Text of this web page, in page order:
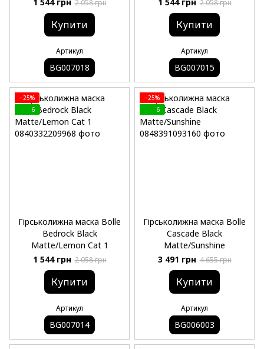
2 058 грн
Купити
Артикул
BG007018
2 058 грн
Купити
Артикул
BG007015
−25%
6
Гірськолижна маска Bolle
Bedrock Black
Matte/Lemon Cat 1
1 544 грн 2 058 грн
Купити
Артикул
BG007014
−25%
6
Гірськолижна маска Bolle
Cascade Black
Matte/Sunshine
3 491 грн 4 655 грн
Купити
Артикул
BG006003